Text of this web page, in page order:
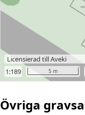
Övriga